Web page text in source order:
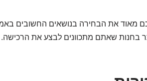
מאוד את הבחירה בנושאים החשובים
שאתם מתכוונים לבצע את